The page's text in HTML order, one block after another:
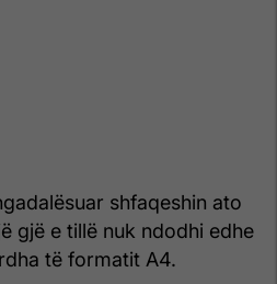
shfaqeshin ato
gjë e tillë nuk ndodhi edhe
të formatit A4.